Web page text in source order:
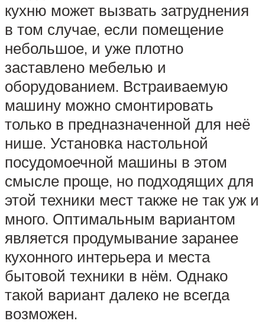
кухню может вызвать затруднения
в том случае, если помещение
небольшое, и уже плотно
заставлено мебелью и
оборудованием. Встраиваемую
машину можно смонтировать
только в предназначенной для неё
нише. Установка настольной
посудомоечной машины в этом
смысле проще, но подходящих для
этой техники мест также не так уж и
много. Оптимальным вариантом
является продумывание заранее
кухонного интерьера и места
бытовой техники в нём. Однако
такой вариант далеко не всегда
возможен.